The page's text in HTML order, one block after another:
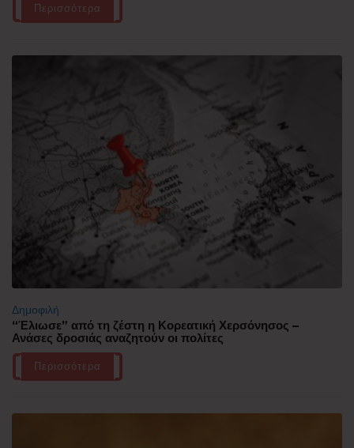
Περισσότερα
Δημοφιλή
“Έλιωσε” από τη ζέστη η Κορεατική Χερσόνησος –
Ανάσες δροσιάς αναζητούν οι πολίτες
Περισσότερα